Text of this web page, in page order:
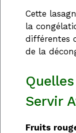
Cette
la
différentes
de la
Servir
Fruits